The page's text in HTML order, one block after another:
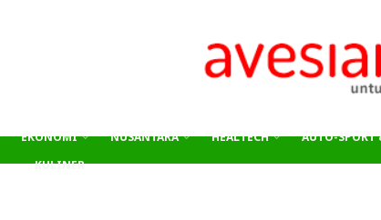
EKONOMI NUSANTARA HEALTECH AUTO-SPORT
KULINER